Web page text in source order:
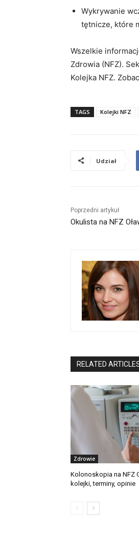
Wykrywanie
tętnicze, które
Wszelkie
Zdrowia (NFZ).
Kolejka NFZ.
TAGS Kolejki NFZ
Udział
Poprzedni artykuł
Okulista na NFZ
RELATED
Zdrowie
Kolonoskopia na NFZ
kolejki, terminy, opinie